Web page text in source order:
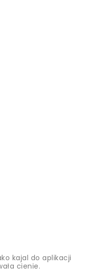
kajal do aplikacji
cienie.